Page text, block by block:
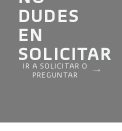
DUDES
EN
SOLICITAR
IR A SOLICITAR O
PREGUNTAR